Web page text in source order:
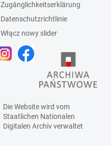
Zugänglichkeitserklärung
Datenschutzrichtlinie
Włącz nowy slider
Die Website wird vom
Staatlichen Nationalen
Digitalen Archivverwaltet